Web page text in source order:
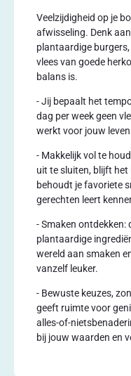
Veelzijdigheid op je
afwisseling. Denk
plantaardige
vlees van goede
balans is.
- Jij bepaalt het
dag per week geen
werkt voor jouw
- Makkelijk vol te
uit te sluiten, blijft
behoudt je favoriete
gerechten leert
- Smaken ontdekken:
plantaardige
wereld aan smaken
vanzelf leuker.
- Bewuste keuzes,
geeft ruimte voor
alles-of-
bij jouw waarden en